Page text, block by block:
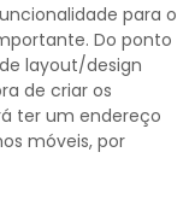
para o
Do ponto
layout/design
de criar os
ter um endereço
móveis, por